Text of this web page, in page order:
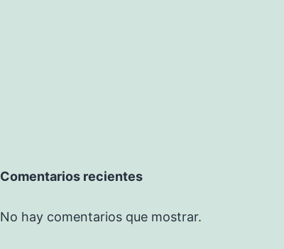
Comentarios recientes
No hay comentarios que mostrar.